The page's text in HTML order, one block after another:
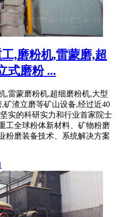
,磨粉机,雷蒙磨,超
式磨粉 ...
,雷蒙磨粉机,超细磨粉机,大型
矿渣立磨等矿山设备,经过近40
实的科研实力和行业首家院士
工全球粉体新材料、矿物粉磨
粉磨装备技术、系统解决方案